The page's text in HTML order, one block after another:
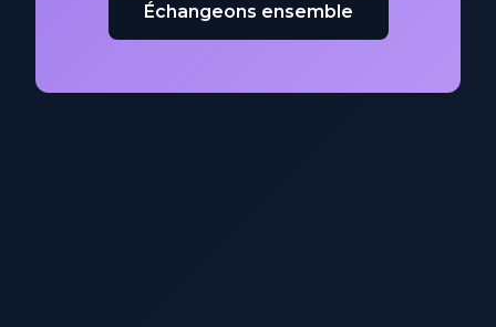
Échangeons ensemble